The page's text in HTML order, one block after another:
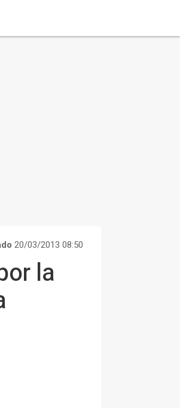
20/03/2013 08:50
la